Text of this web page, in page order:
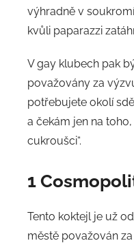
výhradně v
kvůli paparazzi
V gay klubech pak
považovány za
potřebujete okolí
a čekám jen na
cukroušci“.
1
Tento koktejl je už
městě považován